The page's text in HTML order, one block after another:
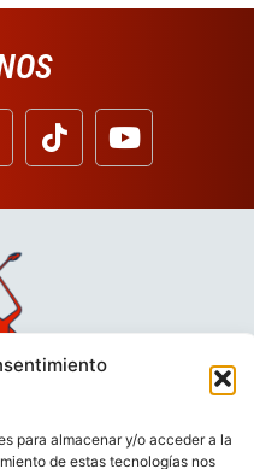
para almacenar y/o acceder a la
de estas tecnologías nos